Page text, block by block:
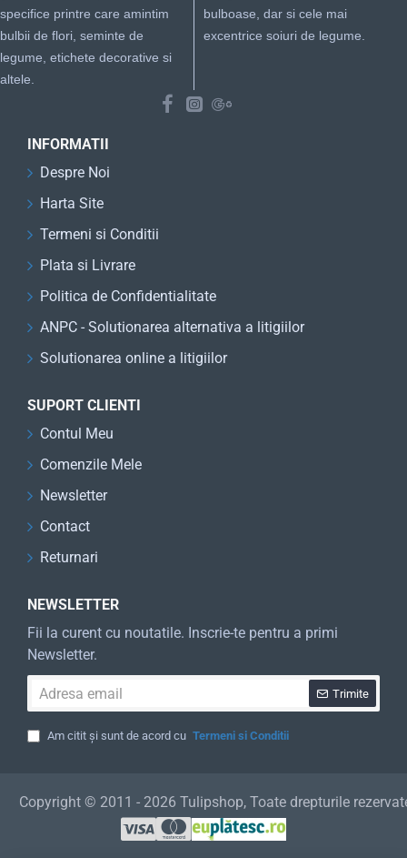
specifice printre care amintim
bulbii de flori, seminte de
legume, etichete decorative si
altele.
bulboase, dar si cele mai
excentrice soiuri de legume.
INFORMATII
Despre Noi
Harta Site
Termeni si Conditii
Plata si Livrare
Politica de Confidentialitate
ANPC - Solutionarea alternativa a litigiilor
Solutionarea online a litigiilor
SUPORT CLIENTI
Contul Meu
Comenzile Mele
Newsletter
Contact
Returnari
NEWSLETTER
Fii la curent cu noutatile. Inscrie-te pentru a primi
Newsletter.
email
Trimite
Am citit și sunt de acord cu Termeni si Conditii
Copyright © 2011 - 2026 Tulipshop, Toate drepturile